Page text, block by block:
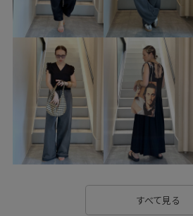
ハイウエスト ベビー
ベーシック ボリューム感 ポリ
ミニマル モード リネン
便利なアイテム 光沢感 女性らし
快適な着心地 持ち運びに便利
着回しやすい 肌馴染が良い 良質
すべて見る